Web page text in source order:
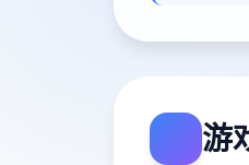
游